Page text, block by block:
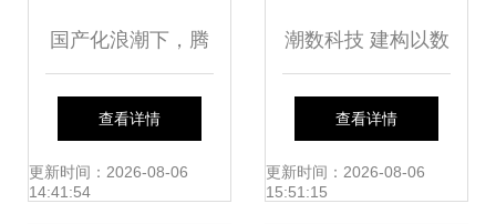
国产化浪潮下，腾
讯云数据库向上生
长、向下扎根
查看详情
更新时间：2026-08-06
14:41:54
潮数科技 建构以数
据库为中心的防护
体系，筑牢数据安
查看详情
更新时间：2026-08-06
15:51:15